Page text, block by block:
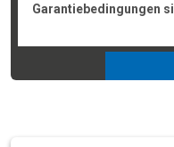
Garantiebedingungen